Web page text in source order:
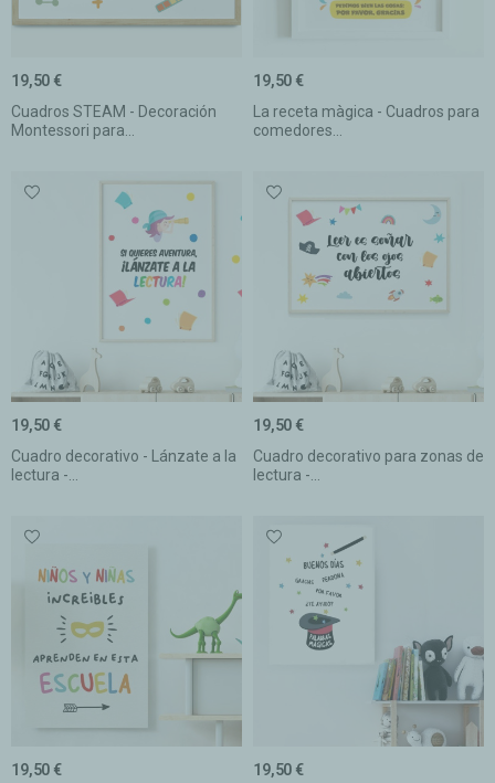
Cuadros STEAM - Decoración
Montessori para...
19,50 €
La receta màgica - Cuadros para
comedores...
19,50 €
Cuadro decorativo - Lánzate a la
lectura -...
19,50 €
Cuadro decorativo para zonas de
lectura -...
19,50 €
19,50 €
19,50 €